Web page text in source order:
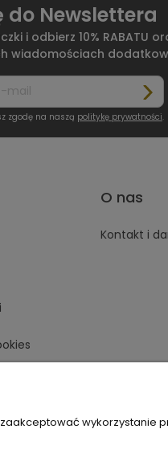
do Newslettera
i odbierz 10% RABATU
wiadomościach
zgodę na naszą politykę prywatności.
O nas
Kontakt i
wykorzystanie